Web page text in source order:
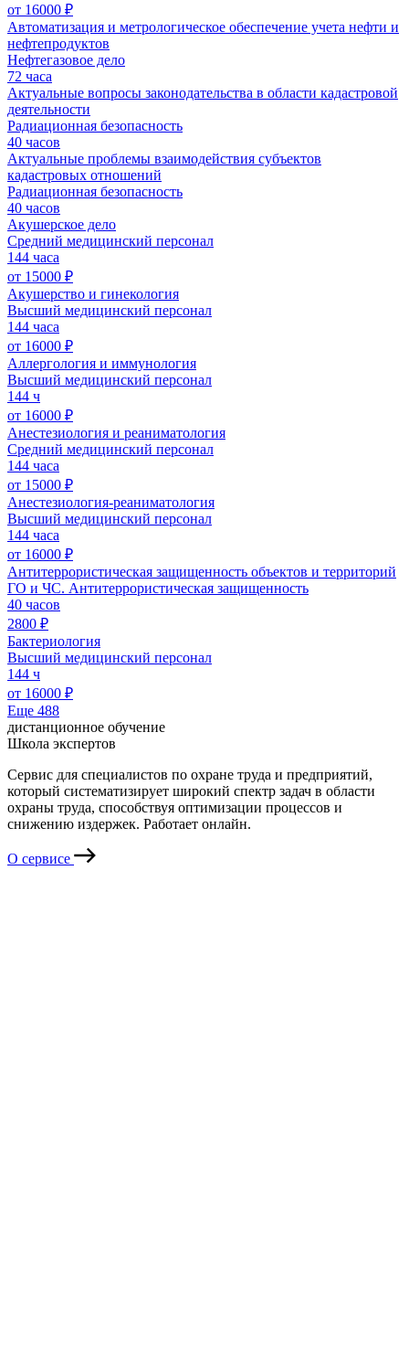
от 16000 ₽
Автоматизация и метрологическое обеспечение учета нефти и
нефтепродуктов
Нефтегазовое дело
72 часа
Актуальные вопросы законодательства в области кадастровой
деятельности
Радиационная безопасность
40 часов
Актуальные проблемы взаимодействия субъектов
кадастровых отношений
Радиационная безопасность
40 часов
Акушерское дело
Средний медицинский персонал
144 часа
от 15000 ₽
Акушерство и гинекология
Высший медицинский персонал
144 часа
от 16000 ₽
Аллергология и иммунология
Высший медицинский персонал
144 ч
от 16000 ₽
Анестезиология и реаниматология
Средний медицинский персонал
144 часа
от 15000 ₽
Анестезиология-реаниматология
Высший медицинский персонал
144 часа
от 16000 ₽
Антитеррористическая защищенность объектов и территорий
ГО и ЧС. Антитеррористическая защищенность
40 часов
2800 ₽
Бактериология
Высший медицинский персонал
144 ч
от 16000 ₽
Еще 488
дистанционное обучение
Школа экспертов
Сервис для специалистов по охране труда и предприятий,
который систематизирует широкий спектр задач в области
охраны труда, способствуя оптимизации процессов и
снижению издержек. Работает онлайн.
О сервисе